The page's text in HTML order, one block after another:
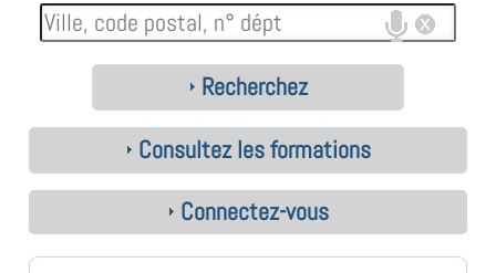
Recherchez
Consultez les formations
Connectez-vous